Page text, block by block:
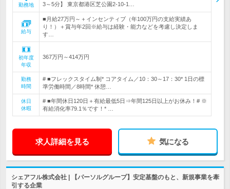
勤務地
3～5分】 東京都港区芝公園2-10-1…
給与
■月給27万円～＋インセンティブ（年100万円の支給実績あ
り！）＋賞与年2回※給与は経験・能力などを考慮し決定しま
す…
初年度
年収
367万円～414万円
勤務
時間
# ■フレックスタイム制* コアタイム／10：30～17：30* 1日の標
準労働時間／8時間* 休憩…
休日
休暇
# ■年間休日120日＋有給最低5日⇒年間125日以上がお休み！# ※
有給消化率79.1％です！* …
求人詳細を見る 気になる
シェアフル株式会社 | 【パーソルグループ】安定基盤のもと、新規事業を牽
引する企業